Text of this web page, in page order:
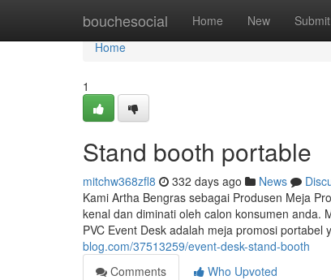
bouchesocial Home New Submit
Home
Home
1
Stand booth portable
mitchw368zfl8 332 days ago News
Kami Artha Bengras sebagai Produsen Meja
kenal dan diminati oleh calon konsumen anda.
PVC Event Desk adalah meja promosi portabel
blog.com/37513259/event-desk-stand-booth
Comments
Who Upvoted